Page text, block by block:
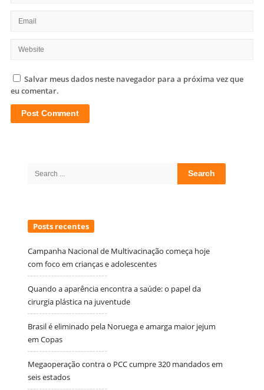
Salvar meus dados neste navegador para a próxima vez que
eu comentar.
Posts recentes
Campanha Nacional de Multivacinação começa hoje
com foco em crianças e adolescentes
Quando a aparência encontra a saúde: o papel da
cirurgia plástica na juventude
Brasil é eliminado pela Noruega e amarga maior jejum
em Copas
Megaoperação contra o PCC cumpre 320 mandados em
seis estados